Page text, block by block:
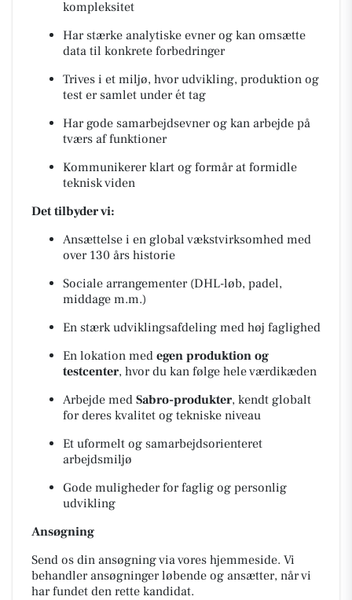
kompleksitet
Har stærke analytiske evner og kan omsætte
data til konkrete forbedringer
Trives i et miljø, hvor udvikling, produktion og
test er samlet under ét tag
Har gode samarbejdsevner og kan arbejde på
tværs af funktioner
Kommunikerer klart og formår at formidle
teknisk viden
Det tilbyder vi:
Ansættelse i en global vækstvirksomhed med
over 130 års historie
Sociale arrangementer (DHL-løb, padel,
middage m.m.)
En stærk udviklingsafdeling med høj faglighed
En lokation med egen produktion og
testcenter, hvor du kan følge hele værdikæden
Arbejde med Sabro-produkter, kendt globalt
for deres kvalitet og tekniske niveau
Et uformelt og samarbejdsorienteret
arbejdsmiljø
Gode muligheder for faglig og personlig
udvikling
Ansøgning
Send os din ansøgning via vores hjemmeside. Vi
behandler ansøgninger løbende og ansætter, når vi
har fundet den rette kandidat.